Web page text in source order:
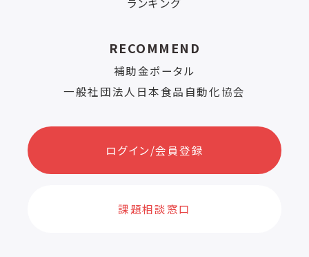
RECOMMEND
補助金ポータル
一般社団法人日本食品自動化協会
ログイン/会員登録
課題相談窓口